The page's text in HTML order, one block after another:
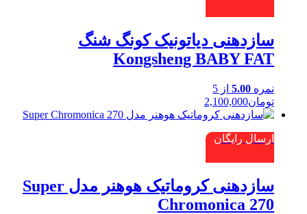
سازدهنی دیاتونیک کونگ شنگ
Kongsheng BABY FAT
نمره 5.00 از 5
تومان2,100,000
ارسال رایگان
سازدهنی کروماتیک هوهنر مدل Super
Chromonica 270